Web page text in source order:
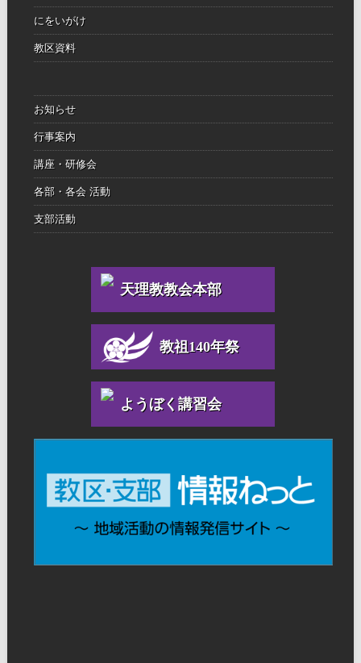
にをいがけ
教区資料
お知らせ
行事案内
講座・研修会
各部・各会 活動
支部活動
天理教教会本部
教祖140年祭
ようぼく講習会